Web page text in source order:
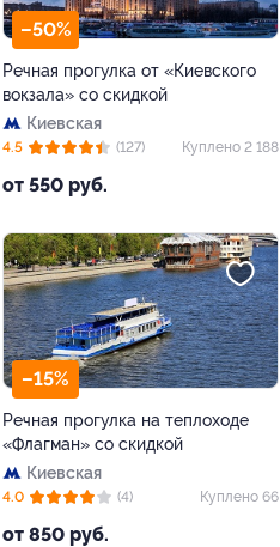
–50%
Речная прогулка от «Киевского
вокзала» со скидкой
Киевская
от 550 руб.
4.5 (127) Куплено 2 188
–15%
Речная прогулка на теплоходе
«Флагман» со скидкой
Киевская
от 850 руб.
4.0 (4) Куплено 66